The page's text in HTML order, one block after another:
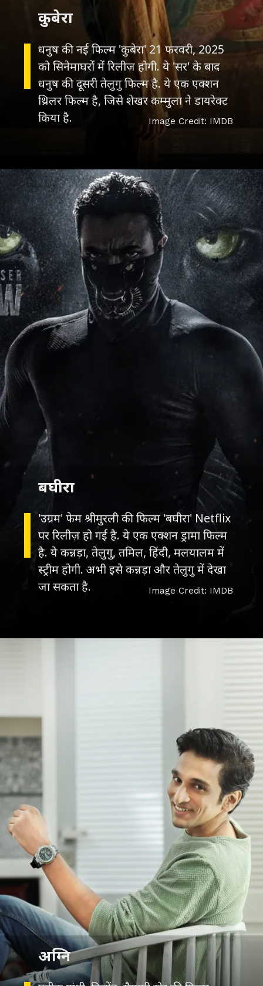
धनुष की नई फिल्म 'कुबेरा' 21 फरवरी, 2025
को सिनेमाघरों में रिलीज़ होगी. ये 'सर' के बाद
धनुष की दूसरी तेलुगु फिल्म है. ये एक एक्शन
थ्रिलर फिल्म है, जिसे शेखर कम्मुला ने डायरेक्ट
किया है.
कुबेरा
Image Credit: IMDB
'उग्रम' फेम श्रीमुरली की फिल्म 'बघीरा' Netflix
पर रिलीज़ हो गई है. ये एक एक्शन ड्रामा फिल्म
है. ये कन्नड़ा, तेलुगु, तमिल, हिंदी, मलयालम में
स्ट्रीम होगी. अभी इसे कन्नड़ा और तेलुगु में देखा
जा सकता है.
बघीरा
Image Credit: IMDB
अग्नि